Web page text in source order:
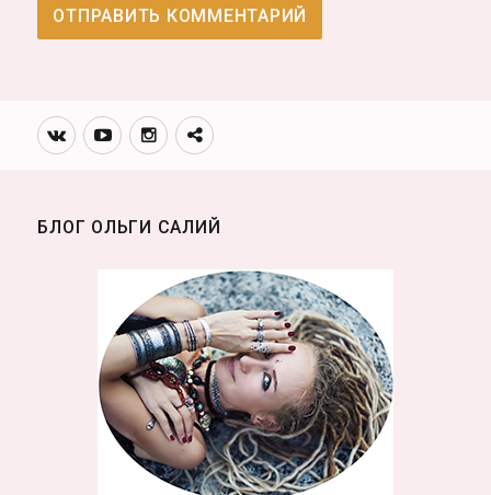
Вконтакте
YoutubeИнстаграмм
Телеграм
БЛОГ ОЛЬГИ САЛИЙ